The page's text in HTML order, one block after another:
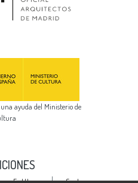
ayuda del Ministerio de
End User Send